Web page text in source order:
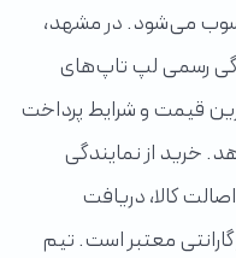
می‌شود. در مشهد،
رسمی لپ تاپ‌های
قیمت و شرایط پرداخت
خرید از نمایندگی
کالا، دریافت
معتبر است. تیم